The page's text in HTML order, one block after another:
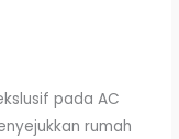
pada AC
rumah